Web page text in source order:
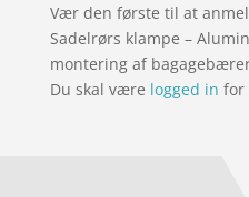
Vær den første til at
Sadelrørs klampe –
montering af
Du skal være logged in for